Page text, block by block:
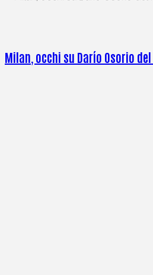
Milan, occhi su Darío Osorio